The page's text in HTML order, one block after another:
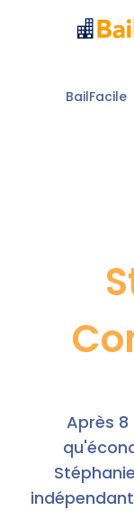
BailFacile
Après